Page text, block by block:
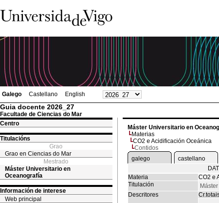
Galego Castellano English
Guia docente 2026_27
Facultade de Ciencias do Mar
Centro
Titulacións
Grao
Grao en Ciencias do Mar
Mestrado
Máster Universitario en
Oceanografía
Información de interese
Web principal
Máster Universitario en
Materias
CO2 e Acidificación Oceánica
Contidos
galego
castellano
Materia
CO2 e
Titulación
Descritores